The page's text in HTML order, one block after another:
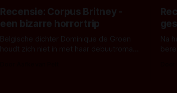
Recensie: Corpus Britney -
een bizarre horrortrip
Belgische dichter Dominique de Groen
houdt zich niet in met haar debuutroman.
Na